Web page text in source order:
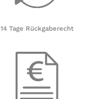
14 Tage Rückgaberecht